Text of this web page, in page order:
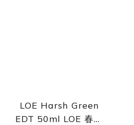
LOE Harsh Green
EDT 50ml LOE 春日